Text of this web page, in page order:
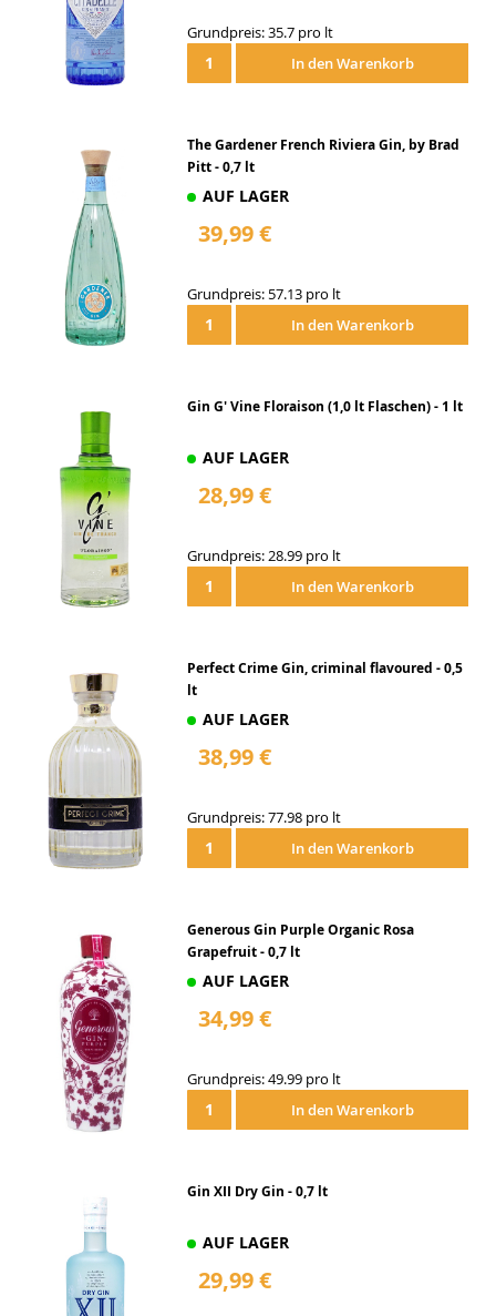
Grundpreis: 35.7 pro lt
In den Warenkorb
The Gardener French Riviera Gin, by Brad
Pitt - 0,7 lt
AUF LAGER
39,99 €
Grundpreis: 57.13 pro lt
In den Warenkorb
Gin G' Vine Floraison (1,0 lt Flaschen) - 1 lt
AUF LAGER
28,99 €
Grundpreis: 28.99 pro lt
In den Warenkorb
Perfect Crime Gin, criminal flavoured - 0,5
lt
AUF LAGER
38,99 €
Grundpreis: 77.98 pro lt
In den Warenkorb
Generous Gin Purple Organic Rosa
Grapefruit - 0,7 lt
AUF LAGER
34,99 €
Grundpreis: 49.99 pro lt
In den Warenkorb
Gin XII Dry Gin - 0,7 lt
AUF LAGER
29,99 €